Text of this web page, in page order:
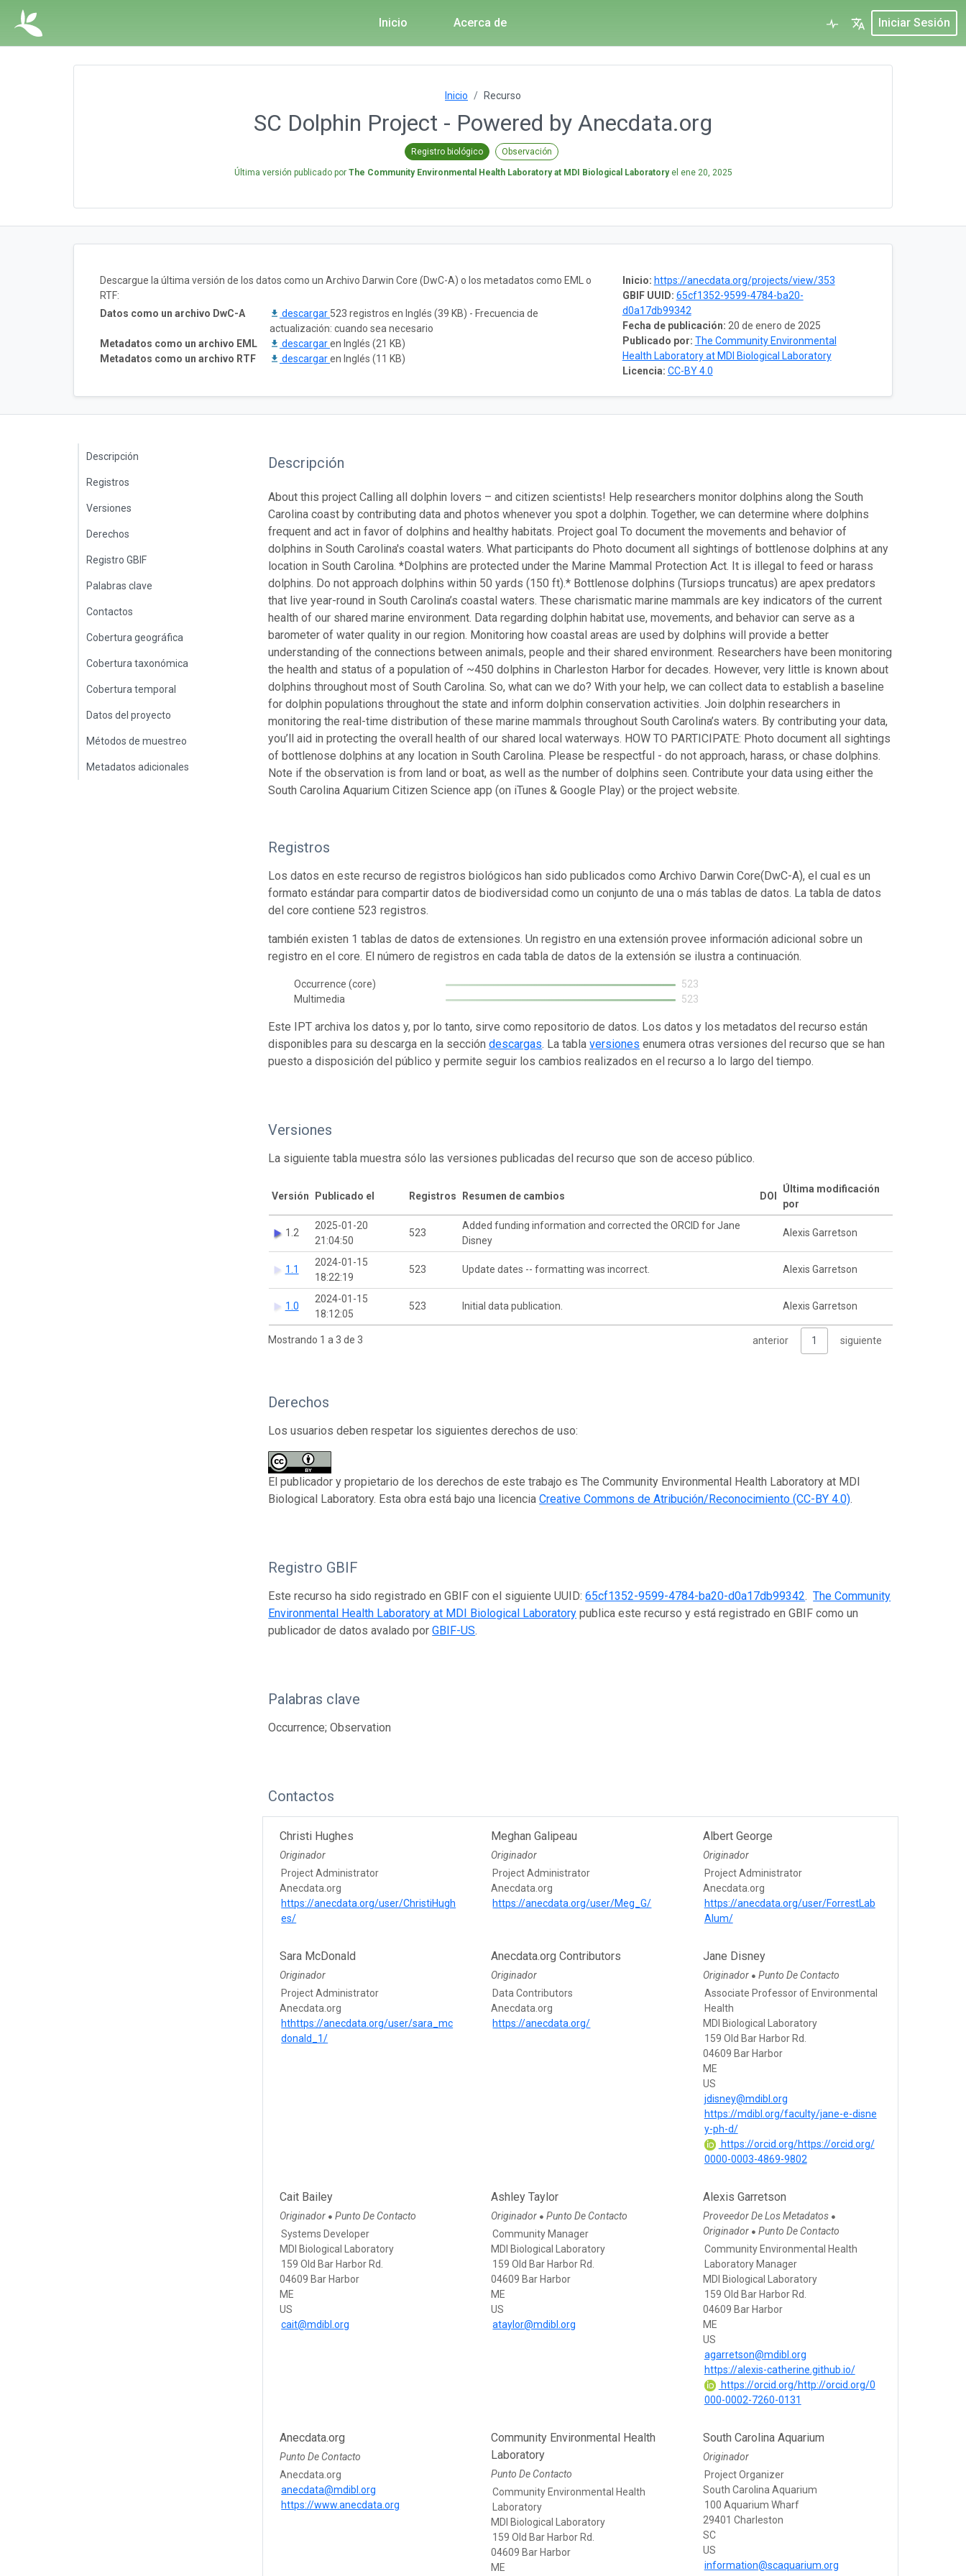
Inicio Acerca de Iniciar Sesión
Inicio Recurso
SC Dolphin Project - Powered by Anecdata.org
Registro biológico Observación
Última versión publicado por The Community Environmental Health Laboratory at MDI Biological Laboratoryel ene 20, 2025
Inicio: https://anecdata.org/projects/view/353
GBIF UUID: 65cf1352-9599-4784-ba20-
d0a17db99342
Fecha de publicación: 20 de enero de 2025
Publicado por: The Community Environmental
Health Laboratory at MDI Biological Laboratory
Licencia: CC-BY 4.0
Descargue la última versión de los datos como un Archivo Darwin Core (DwC-A) o los metadatos como EML o
RTF:
Datos como un archivo DwC-A
descargar 523 registros en Inglés (39 KB) - Frecuencia de
actualización: cuando sea necesario
Metadatos como un archivo EML
descargaren Inglés (21 KB)
Metadatos como un archivo RTF
descargaren Inglés (11 KB)
Descripción
Registros
Versiones
Derechos
Registro GBIF
Palabras clave
Contactos
Cobertura geográfica
Cobertura taxonómica
Cobertura temporal
Datos del proyecto
Métodos de muestreo
Metadatos adicionales
Descripción
About this project Calling all dolphin lovers – and citizen scientists! Help researchers monitor dolphins along the South
Carolina coast by contributing data and photos whenever you spot a dolphin. Together, we can determine where dolphins
frequent and act in favor of dolphins and healthy habitats. Project goal To document the movements and behavior of
dolphins in South Carolina's coastal waters. What participants do Photo document all sightings of bottlenose dolphins at any
location in South Carolina. *Dolphins are protected under the Marine Mammal Protection Act. It is illegal to feed or harass
dolphins. Do not approach dolphins within 50 yards (150 ft).* Bottlenose dolphins (Tursiops truncatus) are apex predators
that live year-round in South Carolina’s coastal waters. These charismatic marine mammals are key indicators of the current
health of our shared marine environment. Data regarding dolphin habitat use, movements, and behavior can serve as a
barometer of water quality in our region. Monitoring how coastal areas are used by dolphins will provide a better
understanding of the connections between animals, people and their shared environment. Researchers have been monitoring
the health and status of a population of ~450 dolphins in Charleston Harbor for decades. However, very little is known about
dolphins throughout most of South Carolina. So, what can we do? With your help, we can collect data to establish a baseline
for dolphin populations throughout the state and inform dolphin conservation activities. Join dolphin researchers in
monitoring the real-time distribution of these marine mammals throughout South Carolina’s waters. By contributing your data,
you’ll aid in protecting the overall health of our shared local waterways. HOW TO PARTICIPATE: Photo document all sightings
of bottlenose dolphins at any location in South Carolina. Please be respectful - do not approach, harass, or chase dolphins.
Note if the observation is from land or boat, as well as the number of dolphins seen. Contribute your data using either the
South Carolina Aquarium Citizen Science app (on iTunes & Google Play) or the project website.
Registros
Los datos en este recurso de registros biológicos han sido publicados como Archivo Darwin Core(DwC-A), el cual es un
formato estándar para compartir datos de biodiversidad como un conjunto de una o más tablas de datos. La tabla de datos
del core contiene 523 registros.
también existen 1 tablas de datos de extensiones. Un registro en una extensión provee información adicional sobre un
registro en el core. El número de registros en cada tabla de datos de la extensión se ilustra a continuación.
Occurrence (core)
523
Multimedia
523
Este IPT archiva los datos y, por lo tanto, sirve como repositorio de datos. Los datos y los metadatos del recurso están
disponibles para su descarga en la seccióndescargas. La tablaversiones enumera otras versiones del recurso que se han
puesto a disposición del público y permite seguir los cambios realizados en el recurso a lo largo del tiempo.
Versiones
La siguiente tabla muestra sólo las versiones publicadas del recurso que son de acceso público.
Versión Publicado el Registros Resumen de cambios DOI
Última modificación
por
1.2
2025-01-20
21:04:50
523
Added funding information and corrected the ORCID for Jane
Disney
Alexis Garretson
1.1
2024-01-15
18:22:19
523 Update dates -- formatting was incorrect. Alexis Garretson
1.0
2024-01-15
18:12:05
523 Initial data publication. Alexis Garretson
Mostrando 1 a 3 de 3 anterior 1 siguiente
Derechos
Los usuarios deben respetar los siguientes derechos de uso:
El publicador y propietario de los derechos de este trabajo es The Community Environmental Health Laboratory at MDI
Biological Laboratory. Esta obra está bajo una licenciaCreative Commons de Atribución/Reconocimiento (CC-BY 4.0).
Registro GBIF
Este recurso ha sido registrado en GBIF con el siguiente UUID:65cf1352-9599-4784-ba20-d0a17db99342.The Community
Environmental Health Laboratory at MDI Biological Laboratory publica este recurso y está registrado en GBIF como un
publicador de datos avalado porGBIF-US.
Palabras clave
Occurrence; Observation
Contactos
Christi Hughes
Originador
Project Administrator
Anecdata.org
https://anecdata.org/user/ChristiHugh
es/
Meghan Galipeau
Originador
Project Administrator
Anecdata.org
https://anecdata.org/user/Meg_G/
Albert George
Originador
Project Administrator
Anecdata.org
https://anecdata.org/user/ForrestLab
Alum/
Sara McDonald
Originador
Project Administrator
Anecdata.org
hthttps://anecdata.org/user/sara_mc
donald_1/
Anecdata.org Contributors
Originador
Data Contributors
Anecdata.org
https://anecdata.org/
Jane Disney
Originador ● Punto De Contacto
Associate Professor of Environmental
Health
MDI Biological Laboratory
159 Old Bar Harbor Rd.
04609 Bar Harbor
ME
US
jdisney@mdibl.org
https://mdibl.org/faculty/jane-e-disne
y-ph-d/
https://orcid.org/https://orcid.org/
0000-0003-4869-9802
Cait Bailey
Originador ● Punto De Contacto
Systems Developer
MDI Biological Laboratory
159 Old Bar Harbor Rd.
04609 Bar Harbor
ME
US
cait@mdibl.org
Ashley Taylor
Originador ● Punto De Contacto
Community Manager
MDI Biological Laboratory
159 Old Bar Harbor Rd.
04609 Bar Harbor
ME
US
ataylor@mdibl.org
Alexis Garretson
Proveedor De Los Metadatos ●
Originador ● Punto De Contacto
Community Environmental Health
Laboratory Manager
MDI Biological Laboratory
159 Old Bar Harbor Rd.
04609 Bar Harbor
ME
US
agarretson@mdibl.org
https://alexis-catherine.github.io/
https://orcid.org/http://orcid.org/0
000-0002-7260-0131
Anecdata.org
Punto De Contacto
Anecdata.org
anecdata@mdibl.org
https://www.anecdata.org
Community Environmental Health
Laboratory
Punto De Contacto
Community Environmental Health
Laboratory
MDI Biological Laboratory
159 Old Bar Harbor Rd.
04609 Bar Harbor
ME
South Carolina Aquarium
Originador
Project Organizer
South Carolina Aquarium
100 Aquarium Wharf
29401 Charleston
SC
US
information@scaquarium.org